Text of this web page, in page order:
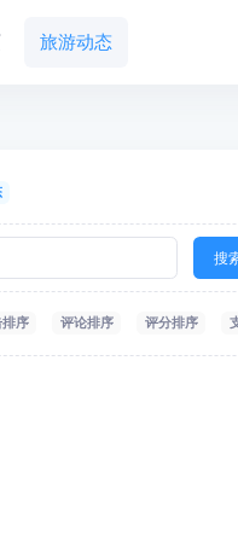
旅游动态
搜
排序 评论排序 评分排序